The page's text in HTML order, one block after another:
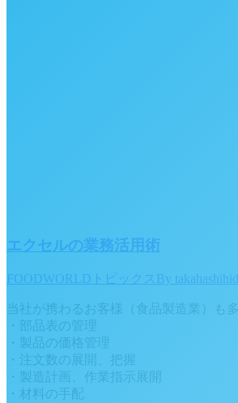
エクセルの業務活用術
FOODWORLDトピックス By
当社が携わるお客様（食品製造業）も
・部品表の管理
・製品の価格管理
・注文数の展開、把握
・製造計画、作業指示展開
・材料の手配